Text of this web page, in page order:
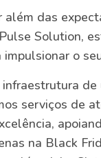
além das
Solution,
o
infraestrutura
serviços de
na Black